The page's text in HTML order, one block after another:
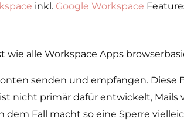
inkl. Google Workspace
alle Workspace Apps
senden und empfangen. Diese
nicht primär dafür entwickelt,
dem Fall macht so eine Sperre